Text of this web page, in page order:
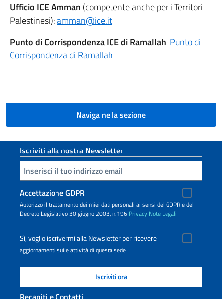
Ufficio ICE Amman (competente anche per i Territori
Palestinesi):amman@ice.it
Punto di Corrispondenza ICE di Ramallah: Punto di
Corrispondenza di Ramallah
Naviga nella sezione
Sezione footer
Iscriviti alla nostra Newsletter
Inserisci la tua email
Accettazione GDPR
Autorizzo il trattamento dei miei dati personali ai sensi del GDPR e del
Decreto Legislativo 30 giugno 2003, n.196 Privacy Note Legali
Sì, voglio iscrivermi alla Newsletter per ricevere
aggiornamenti sulle attività di questa sede
Recapiti e Contatti